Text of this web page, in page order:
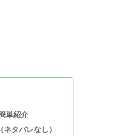
単紹介
タバレなし）